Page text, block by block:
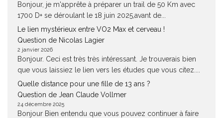
Bonjour, je m'apprête à préparer un trail de 50 Km avec
1700 D+ se déroulant le 18 juin 2025,avant de...
Le lien mystérieux entre VO2 Max et cerveau !
Question de Nicolas Lagier
2 janvier 2026
Bonjour. Ceci est très très intéressant. Je trouverais bien
que vous laissiez le lien vers les études que vous citez....
Quelle distance pour une fille de 13 ans ?
Question de Jean Claude Vollmer
24 décembre 2025
Bonjour Bien entendu que vous pouvez continuer à faire